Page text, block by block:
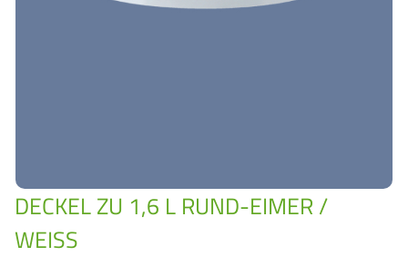
DECKEL ZU 1,6 L RUND-EIMER /
WEISS